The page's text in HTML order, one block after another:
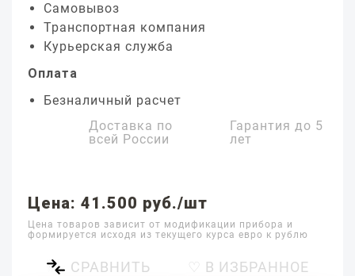
Самовывоз
Транспортная компания
Курьерская служба
Оплата
Безналичный расчет
Доставка по
всей России
Гарантия до 5
лет
Цена: 41.500 руб./шт
Цена товаров зависит от модификации прибора и
формируется исходя из текущего курса евро к рублю
СРАВНИТЬ ♡ В ИЗБРАННОЕ